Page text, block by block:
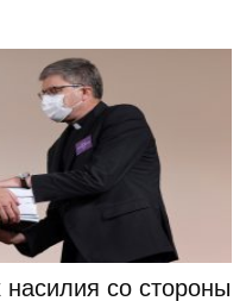
со стороны